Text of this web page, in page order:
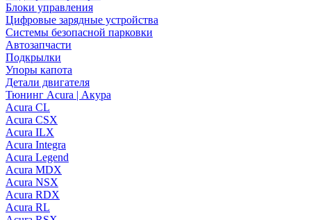
Блоки управления
Цифровые зарядные устройства
Системы безопасной парковки
Автозапчасти
Подкрылки
Упоры капота
Детали двигателя
Тюнинг Acura | Акура
Acura CL
Acura CSX
Acura ILX
Acura Integra
Acura Legend
Acura MDX
Acura NSX
Acura RDX
Acura RL